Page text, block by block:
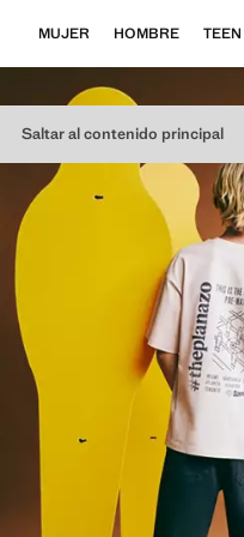
Saltar al contenido principal
MUJER HOMBRE TEEN